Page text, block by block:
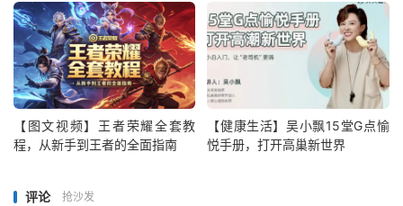
【图文视频】王者荣耀全套教
程，从新手到王者的全面指南
【健康生活】吴小飘15堂G点愉
悦手册，打开高巢新世界
评论 抢沙发